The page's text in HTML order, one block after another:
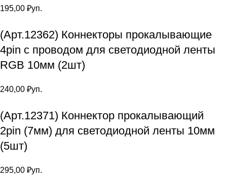
195,00 ₽уп.
(Арт.12362) Коннекторы прокалывающие
4pin с проводом для светодиодной ленты
RGB 10мм (2шт)
240,00 ₽уп.
(Арт.12371) Коннектор прокалывающий
2pin (7мм) для светодиодной ленты 10мм
(5шт)
295,00 ₽уп.